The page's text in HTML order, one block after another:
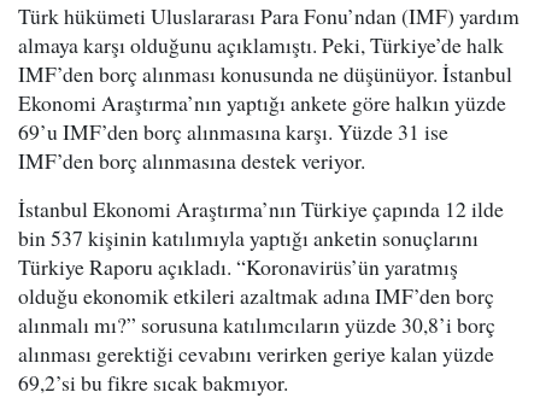
Türk hükümeti Uluslararası Para Fonu’ndan (IMF) yardım
almaya karşı olduğunu açıklamıştı. Peki, Türkiye’de halk
IMF’den borç alınması konusunda ne düşünüyor. İstanbul
Ekonomi Araştırma’nın yaptığı ankete göre halkın yüzde
69’u IMF’den borç alınmasına karşı. Yüzde 31 ise
IMF’den borç alınmasına destek veriyor.
İstanbul Ekonomi Araştırma’nın Türkiye çapında 12 ilde
bin 537 kişinin katılımıyla yaptığı anketin sonuçlarını
Türkiye Raporu açıkladı. “Koronavirüs’ün yaratmış
olduğu ekonomik etkileri azaltmak adına IMF’den borç
alınmalı mı?” sorusuna katılımcıların yüzde 30,8’i borç
alınması gerektiği cevabını verirken geriye kalan yüzde
69,2’si bu fikre sıcak bakmıyor.